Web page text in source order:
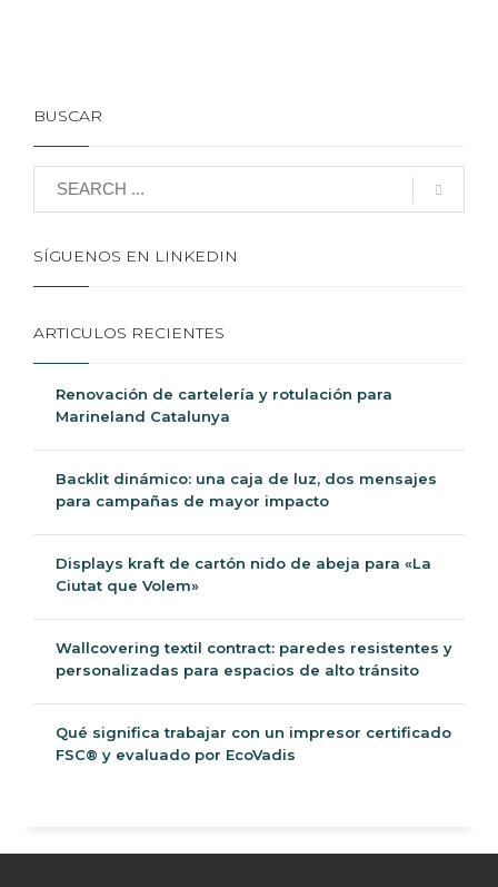
BUSCAR
SÍGUENOS EN LINKEDIN
ARTICULOS RECIENTES
Renovación de cartelería y rotulación para
Marineland Catalunya
Backlit dinámico: una caja de luz, dos mensajes
para campañas de mayor impacto
Displays kraft de cartón nido de abeja para «La
Ciutat que Volem»
Wallcovering textil contract: paredes resistentes y
personalizadas para espacios de alto tránsito
Qué significa trabajar con un impresor certificado
FSC® y evaluado por EcoVadis